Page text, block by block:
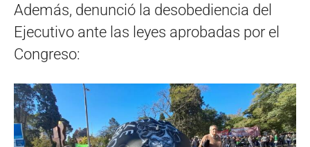
Además, denunció la desobediencia del
Ejecutivo ante las leyes aprobadas por el
Congreso: